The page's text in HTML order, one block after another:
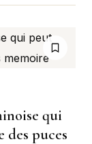
qui
puces